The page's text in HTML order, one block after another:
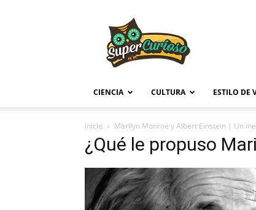
CIENCIA CULTURA ESTILO DE
Inicio Marilyn Monroe y Albert Einstein | Un
¿Qué le propuso